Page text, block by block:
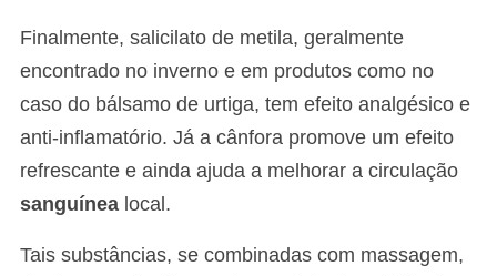
Finalmente, salicilato de metila, geralmente
encontrado no inverno e em produtos como no
caso do bálsamo de urtiga, tem efeito analgésico e
anti-inflamatório. Já a cânfora promove um efeito
refrescante e ainda ajuda a melhorar a circulação
sanguínea local.
Tais substâncias, se combinadas com massagem,